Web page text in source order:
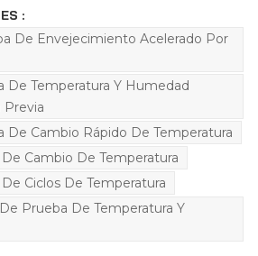
:
De Envejecimiento Acelerado Por
De Temperatura Y Humedad
Previa
De Cambio Rápido De Temperatura
Cambio De Temperatura
Ciclos De Temperatura
Prueba De Temperatura Y